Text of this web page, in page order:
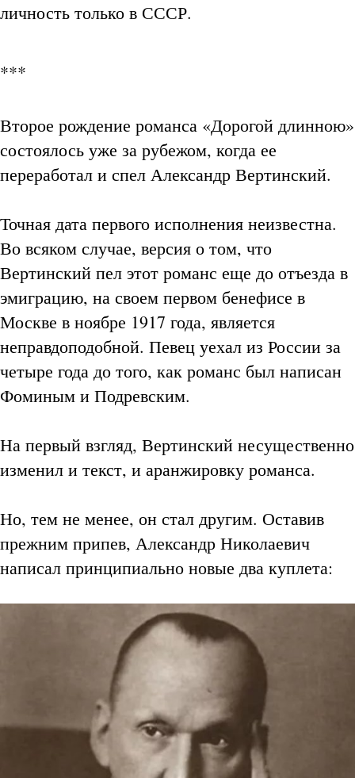
личность только в СССР.
***
Второе рождение романса «Дорогой длинною»
состоялось уже за рубежом, когда ее
переработал и спел Александр Вертинский.
Точная дата первого исполнения неизвестна.
Во всяком случае, версия о том, что
Вертинский пел этот романс еще до отъезда в
эмиграцию, на своем первом бенефисе в
Москве в ноябре 1917 года, является
неправдоподобной. Певец уехал из России за
четыре года до того, как романс был написан
Фоминым и Подревским.
На первый взгляд, Вертинский несущественно
изменил и текст, и аранжировку романса.
Но, тем не менее, он стал другим. Оставив
прежним припев, Александр Николаевич
написал принципиально новые два куплета: